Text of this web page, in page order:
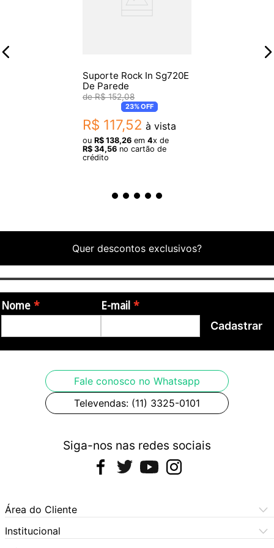
- Horizontal / Vertical: Vertical
- Jugo Cor: Preto
- Capacidade de peso: 15,4 lbs.
- Material: Aço, Espuma de Borracha
- Profundidade:4.1 "
Suporte Rock In Sg720E
De Parede
R$ 152,08
23%OFF
R$ 117,52 à vista
ou R$ 138,26 em 4x de
R$ 34,56 no cartão de
crédito
Quer descontos exclusivos?
Nome E-mail
Cadastrar
Fale conosco no Whatsapp
Televendas: (11) 3325-0101
Siga-nos nas redes sociais
Área do Cliente
Meus Pedidos
Meus Dados
Institucional